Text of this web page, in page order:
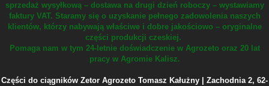
sprzedaż wysyłkową – dostawa na drugi dzień roboczy – wystawiamy
faktury VAT. Staramy się o uzyskanie pełnego zadowolenia naszych
klientów, którzy nabywają właściwe i dobre jakościowo – oryginalne
części produkcji czeskiej.
Pomaga nam w tym 24-letnie doświadczenie w Agrozeto oraz 20 lat
pracy w Agromie Kalisz.
Części do ciągników Zetor Agrozeto Tomasz Kałużny | Zachodnia 2, 62-